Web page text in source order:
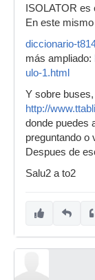
ISOLATOR
En este
diccionario-
más ampliado:
ulo-1.html
Y sobre
http://
donde puedes
preguntando o
Despues de
Salu2 a to2